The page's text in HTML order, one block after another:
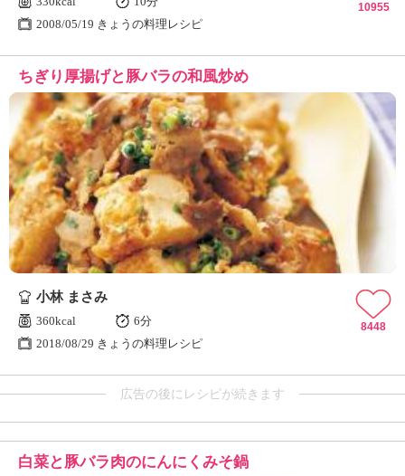
2008/05/19 きょうの料理レシピ
10955
ちぎり厚揚げと豚バラの和風炒め
小林 まさみ
360kcal
6分
2018/08/29 きょうの料理レシピ
8448
広告の後にレシピが続きます
白菜と豚バラ肉のにんにくみそ鍋